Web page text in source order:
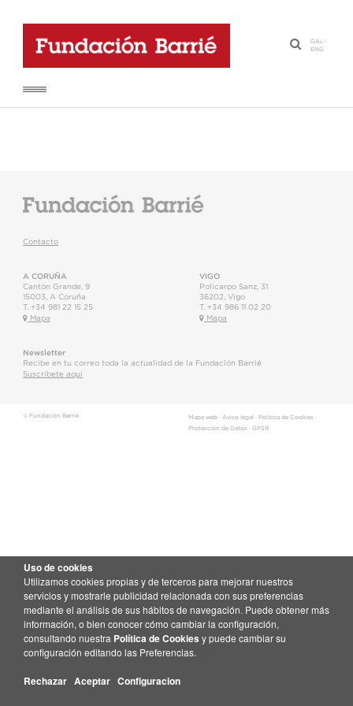
·
GAL-
ENG
Contacto
A CORUÑA
Cantón Grande, 9
15003
A Coruña
T. +34 981 22 15 25
Mapa
VIGO
Policarpo Sanz, 31
36202 Vigo
T. +34 986 11 02 20
Mapa
Newsletter
Recibe en tu correo toda la actualidad de la Fundación Barrié
Suscríbete aquí
© Fundación Barrié Mapa web· Aviso legal · Política de Cookies ·
Protección de Datos · GPSR
Uso de cookies
Utilizamos cookies propias y de terceros para mejorar nuestros
servicios y mostrarle publicidad relacionada con sus preferencias
mediante el análisis de sus hábitos de navegación. Puede obtener más
información, o bien conocer cómo cambiar la configuración,
consultando nuestra Política de Cookies y puede cambiar su
configuración editando las Preferencias.
Rechazar Aceptar Configuracion